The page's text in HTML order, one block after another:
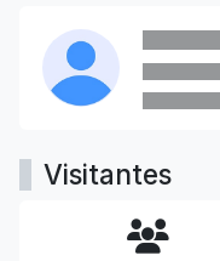
Visitantes